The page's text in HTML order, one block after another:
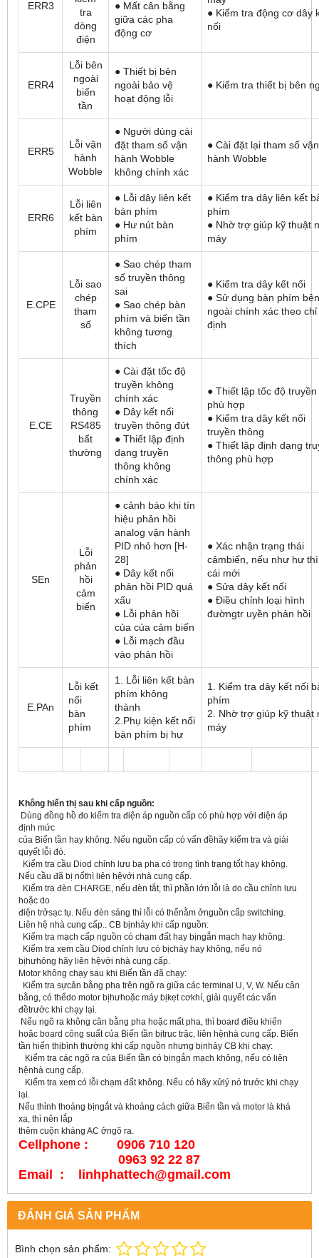
ERR3
tra
dòng
điện
● Mất cân bằng
giữa các pha
động cơ
● Kiểm tra động cơ dây
nối
ERR4
Lỗi bên
ngoài
biến
tần
● Thiết bị bên
ngoài bảo vệ
hoạt động lỗi
● Kiểm tra thiết bị bên
ERR5
Lỗi vận
hành
Wobble
● Người dùng cài
đặt tham số vận
hành Wobble
không chính xác
● Cài đặt lại tham số vận
hành Wobble
ERR6
Lỗi liên
kết bàn
phím
● Lỗi dây liên kết
bàn phím
● Hư nút bàn
phím
● Kiểm tra dây liên kết
phím
● Nhờ trợ giúp kỹ thuật
máy
E.CPE
Lỗi sao
chép
tham
số
● Sao chép tham
số truyền thông
sai
● Sao chép bàn
phím và biến tần
không tương
thích
● Kiểm tra dây kết nối
● Sử dụng bàn phím bên
ngoài chính xác theo chỉ
định
E.CE
Truyền
thông
RS485
bất
thường
● Cài đặt tốc độ
truyền không
chính xác
● Dây kết nối
truyền thông đứt
● Thiết lập định
dạng truyền
thông không
chính xác
● Thiết lập tốc độ truyền
phù hợp
● Kiểm tra dây kết nối
truyền thông
● Thiết lập định dạng
thông phù hợp
SEn
Lỗi
phản
hồi
cảm
biến
● cảnh báo khi tín
hiệu phản hồi
analog vận hành
PID nhỏ hơn [H-
28]
● Dây kết nối
phản hồi PID quá
xấu
● Lỗi phản hồi
của của cảm biến
● Lỗi mạch đầu
vào phản hồi
● Xác nhận trạng thái
cảmbiến, nếu như hư
cái mới
● Sửa dây kết nối
● Điều chỉnh loại hình
đườngtr uyền phản hồi
E.PAn
Lỗi kết
nối
bàn
phím
1. Lỗi liên kết bàn
phím không
thành
2.Phụ kiện kết nối
bàn phím bị hư
1. Kiểm tra dây kết nối
phím
2. Nhờ trợ giúp kỹ thuật
máy
Không hiển thị sau khi cấp nguồn:
Dùng đồng hồ đo kiểm tra điện áp nguồn cấp có phù hợp với điện áp
định mức
của Biến tần hay không. Nếu nguồn cấp có vấn đềhãy kiểm tra và giải
quyết lỗi đó.
Kiểm tra cầu Diod chỉnh lưu ba pha có trong tình trạng tốt hay không.
Nếu cầu đã bị nổthì liên hệvới nhà cung cấp.
Kiểm tra đèn CHARGE, nếu đèn tắt, thì phần lớn lỗi là do cầu chỉnh lưu
hoặc do
điện trởsạc tụ. Nếu đèn sáng thì lỗi có thểnằm ởnguồn cấp switching.
Liên hệ nhà cung cấp.. CB bịnhảy khi cấp nguồn:
Kiểm tra mạch cấp nguồn có chạm đất hay bịngắn mạch hay không.
Kiểm tra xem cầu Diod chỉnh lưu có bịcháy hay không, nếu nó
bịhưhỏng hãy liên hệvới nhà cung cấp.
Motor không chạy sau khi Biến tần đã chạy:
Kiểm tra sựcân bằng pha trên ngõ ra giữa các terminal U, V, W. Nếu cân
bằng, có thểdo motor bịhưhoặc máy bịkẹt cơkhí, giải quyết các vấn
đềtrước khi chạy lại.
Nếu ngõ ra không cân bằng pha hoặc mất pha, thì board điều khiển
hoặc board công suất của Biến tần bịtrục trặc, liên hệnhà cung cấp. Biến
tần hiển thịbình thường khi cấp nguồn nhưng bịnhảy CB khi chạy:
Kiểm tra các ngõ ra của Biến tần có bịngắn mạch không, nếu có liên
hệnhà cung cấp.
Kiểm tra xem có lỗi chạm đất không. Nếu có hãy xửlý nó trước khi chạy
lại.
Nếu thỉnh thoảng bịngắt và khoảng cách giữa Biến tần và motor là khá
xa, thì nên lắp
thêm cuộn kháng AC ởngõ ra.
Cellphone : 0906 710 120
0963 92 22 87
Email : linhphattech@gmail.com
ĐÁNH GIÁ SẢN PHẨM
Bình chọn sản phẩm: